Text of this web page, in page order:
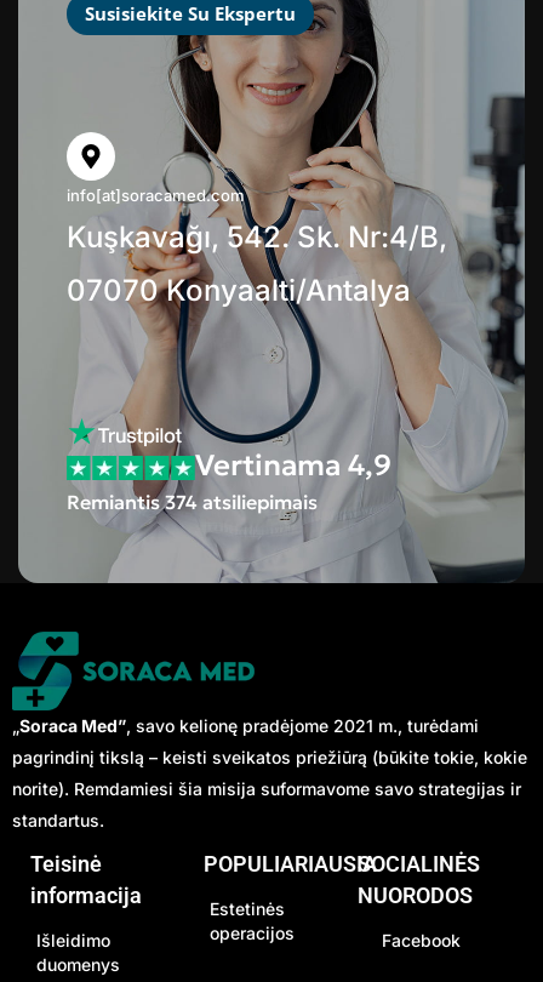
Susisiekite Su Ekspertu
info[at]soracamed.com
Kuşkavağı, 542. Sk. Nr:4/B,
07070 Konyaalti/Antalya
Vertinama 4,9
Remiantis 374 atsiliepimais
„Soraca Med”, savo kelionę pradėjome 2021 m., turėdami
pagrindinį tikslą – keisti sveikatos priežiūrą (būkite tokie, kokie
norite). Remdamiesi šia misija suformavome savo strategijas ir
standartus.
Teisinė
informacija
Išleidimo
duomenys
POPULIARIAUSIA
Estetinės
operacijos
SOCIALINĖS
NUORODOS
Facebook